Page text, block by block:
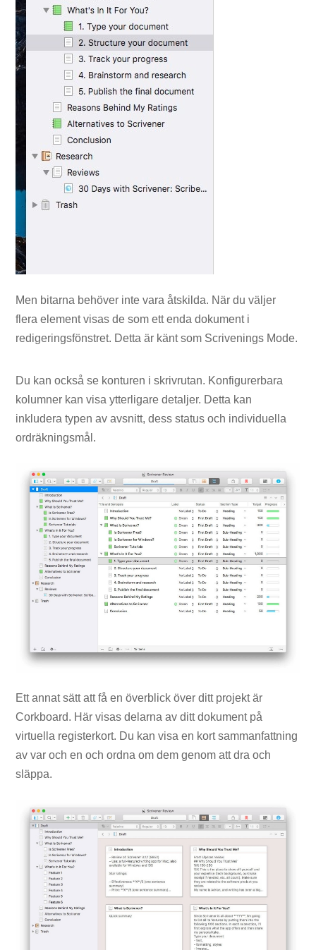
Men bitarna behöver inte vara åtskilda. När du väljer
flera element visas de som ett enda dokument i
redigeringsfönstret. Detta är känt som Scrivenings Mode.
Du kan också se konturen i skrivrutan. Konfigurerbara
kolumner kan visa ytterligare detaljer. Detta kan
inkludera typen av avsnitt, dess status och individuella
ordräkningsmål.
Ett annat sätt att få en överblick över ditt projekt är
Corkboard. Här visas delarna av ditt dokument på
virtuella registerkort. Du kan visa en kort sammanfattning
av var och en och ordna om dem genom att dra och
släppa.